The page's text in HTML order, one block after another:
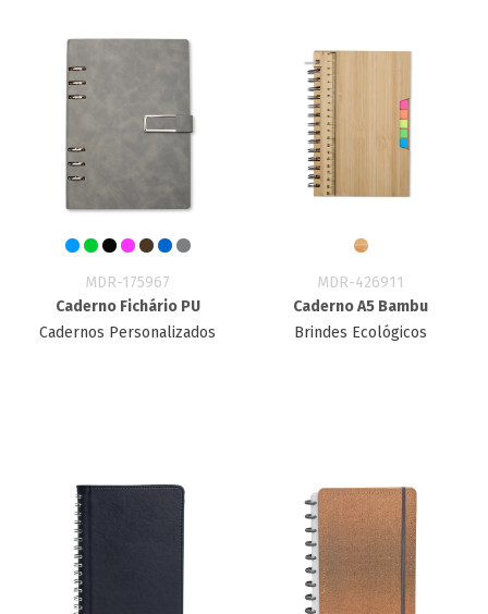
MDR-175967
Caderno Fichário PU
Cadernos Personalizados
MDR-426911
Caderno A5 Bambu
Brindes Ecológicos